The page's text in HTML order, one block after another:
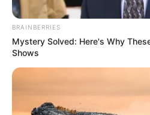
BRAINBERRIES
Mystery Solved: Here's Why
Shows